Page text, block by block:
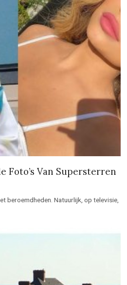
Foto’s Van Supersterren
beroemdheden. Natuurlijk, op televisie,